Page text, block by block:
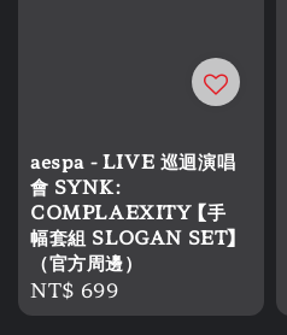
aespa - LIVE 巡迴演唱
會 SYNK:
COMPLAEXITY 【手
幅套組 SLOGAN SET】
（官方周邊）
Regular
price
NT$ 699